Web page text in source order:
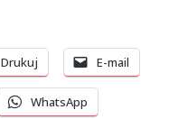
Drukuj E-mail
WhatsApp